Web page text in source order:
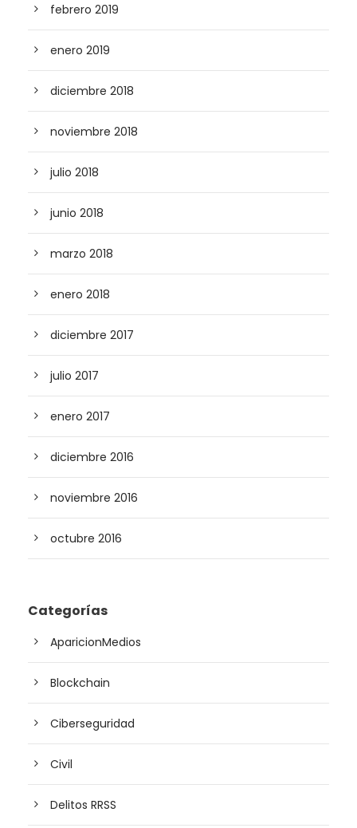
febrero 2019
enero 2019
diciembre 2018
noviembre 2018
julio 2018
junio 2018
marzo 2018
enero 2018
diciembre 2017
julio 2017
enero 2017
diciembre 2016
noviembre 2016
octubre 2016
Categorías
AparicionMedios
Blockchain
Ciberseguridad
Civil
Delitos RRSS